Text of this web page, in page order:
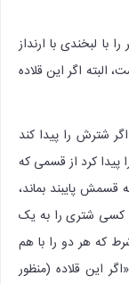
با لبخندی با ارنداز
البته اگر این قلاده
شترش را پیدا کند
کرد از قسمی که
قسمش پایبند بماند،
کسی شتری را به یک
که هر دو را با هم
این قلاده (منظور